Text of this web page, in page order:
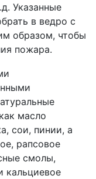
Указанные
в ведро с
образом, чтобы
пожара.
масло
сои, пинии, а
рапсовое
смолы,
кальциевое